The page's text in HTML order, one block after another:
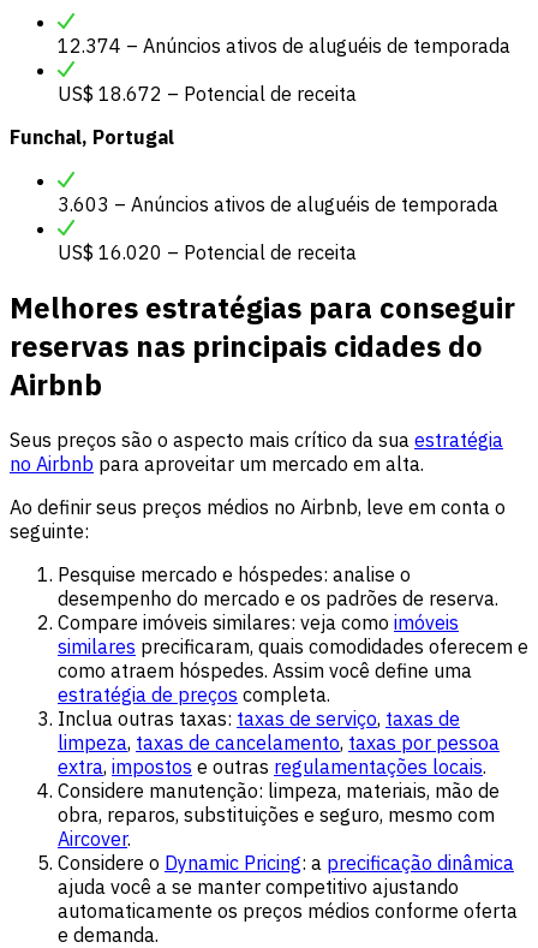
12.374 – Anúncios ativos de aluguéis de temporada
US$ 18.672 – Potencial de receita
Funchal, Portugal
3.603 – Anúncios ativos de aluguéis de temporada
US$ 16.020 – Potencial de receita
Melhores estratégias para conseguir
reservas nas principais cidades do
Airbnb
Seus preços são o aspecto mais crítico da sua estratégia
no Airbnb para aproveitar um mercado em alta.
Ao definir seus preços médios no Airbnb, leve em conta o
seguinte:
Pesquise mercado e hóspedes: analise o
desempenho do mercado e os padrões de reserva.
Compare imóveis similares: veja como imóveis
similares precificaram, quais comodidades oferecem e
como atraem hóspedes. Assim você define uma
estratégia de preços completa.
Inclua outras taxas: taxas de serviço, taxas de
limpeza, taxas de cancelamento, taxas por pessoa
extra, impostos e outras regulamentações locais.
Considere manutenção: limpeza, materiais, mão de
obra, reparos, substituições e seguro, mesmo com
Aircover.
Considere o Dynamic Pricing: a precificação dinâmica
ajuda você a se manter competitivo ajustando
automaticamente os preços médios conforme oferta
e demanda.